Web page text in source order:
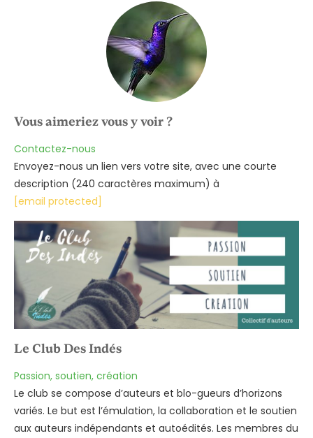
Vous aimeriez vous y voir ?
Contactez-nous
Envoyez-nous un lien vers votre site, avec une courte
description (240 caractères maximum) à
[email protected]
Le Club Des Indés
Passion, soutien, création
Le club se compose d’auteurs et blo-gueurs d’horizons
variés. Le but est l’émulation, la collaboration et le soutien
aux auteurs indépendants et autoédités. Les membres du